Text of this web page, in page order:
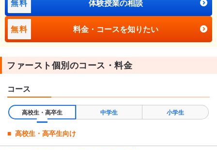
無料 体験授業の相談
無料 料金・コースを知りたい
ファースト個別のコース・料金
コース
高校生・高卒生 中学生 小学生
高校生・高卒生向け